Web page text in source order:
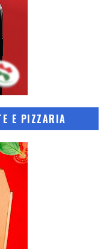
E PIZZARIA